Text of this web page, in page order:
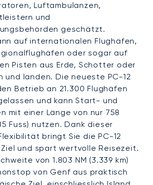
Luftambulanzen,
und
geschätzt.
auf internationalen Flughäfen,
oder sogar auf
Pisten aus Erde, Schotter oder
und landen. Die neueste PC-12
Betrieb an 21.300 Flughäfen
und kann Start- und
mit einer Länge von nur 758
Fuss) nutzen. Dank dieser
bringt Sie die PC-12
und spart wertvolle Reisezeit.
von 1.803 NM (3.339 km)
von Genf aus praktisch